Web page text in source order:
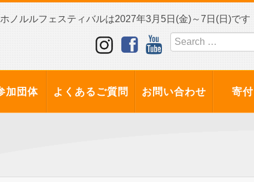
ノルルフェスティバルは2027年3月5日(金)～7日(日)です
加団体 よくあるご質問 お問い合わせ 寄付